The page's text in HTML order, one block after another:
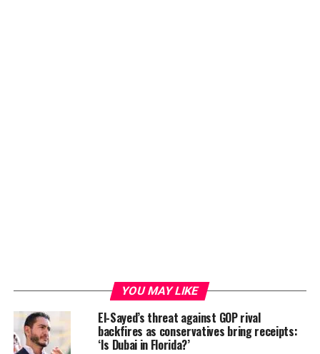
YOU MAY LIKE
El-Sayed’s threat against GOP rival
backfires as conservatives bring receipts:
‘Is Dubai in Florida?’